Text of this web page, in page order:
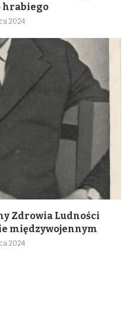
hrabiego
2024
Zdrowia Ludności
międzywojennym
2024